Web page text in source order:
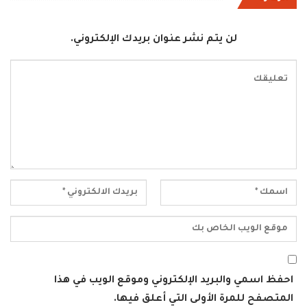
لن يتم نشر عنوان بريدك الإلكتروني.
احفظ اسمي والبريد الإلكتروني وموقع الويب في هذا
المتصفح للمرة الأولى التي أعلق فيها.